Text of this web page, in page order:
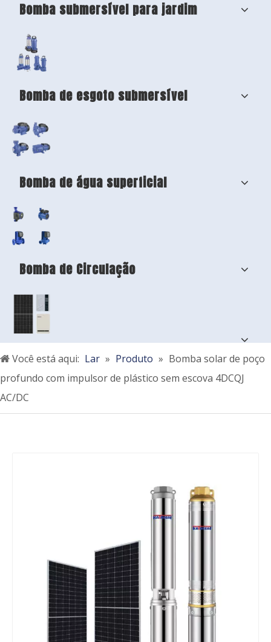
Bomba submersível para jardim
Bomba de esgoto submersível
Bomba de água superficial
Bomba de Circulação
Você está aqui: Lar » Produto » Bomba solar de poço
profundo com impulsor de plástico sem escova 4DCQJ
AC/DC